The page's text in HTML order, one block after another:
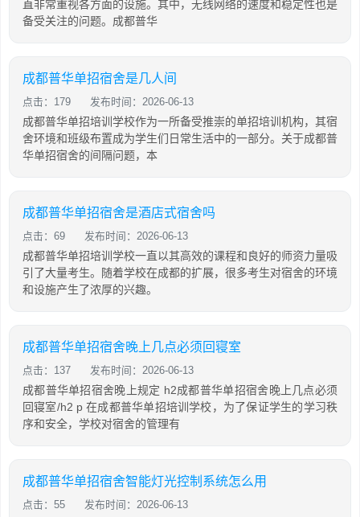
直非常重视各方面的设施。其中，无线网络的速度和稳定性也是
备受关注的问题。成都普华
成都普华单招宿舍是几人间
点击：179 发布时间：2026-06-13
成都普华单招培训学校作为一所备受推崇的单招培训机构，其宿
舍环境和班级布置成为学生们日常生活中的一部分。关于成都普
华单招宿舍的间隔问题，本
成都普华单招宿舍是酒店式宿舍吗
点击：69 发布时间：2026-06-13
成都普华单招培训学校一直以其高效的课程和良好的师资力量吸
引了大量考生。随着学校在成都的扩展，很多考生对宿舍的环境
和设施产生了浓厚的兴趣。
成都普华单招宿舍晚上几点必须回寝室
点击：137 发布时间：2026-06-13
成都普华单招宿舍晚上规定 h2成都普华单招宿舍晚上几点必须
回寝室/h2 p 在成都普华单招培训学校，为了保证学生的学习秩
序和安全，学校对宿舍的管理有
成都普华单招宿舍智能灯光控制系统怎么用
点击：55 发布时间：2026-06-13